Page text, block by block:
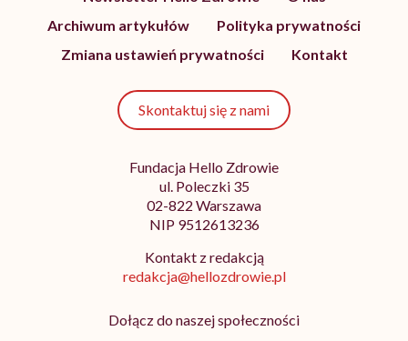
Archiwum artykułów
Polityka prywatności
Zmiana ustawień prywatności
Kontakt
Skontaktuj się z nami
Fundacja Hello Zdrowie
ul. Poleczki 35
02-822 Warszawa
NIP 9512613236
Kontakt z redakcją
redakcja@hellozdrowie.pl
Dołącz do naszej społeczności